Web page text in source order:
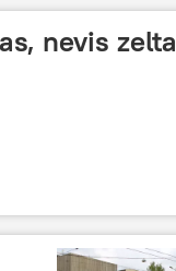
nevis zelta